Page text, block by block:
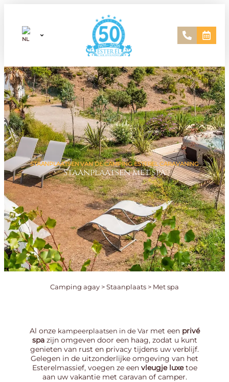
STAANPLAATSEN VAN DE CAMPING ESTEREL CARAVANING
Staanplaatsen met spa
Camping agay >Staanplaats > Met spa
Al onze kampeerplaatsen in de Varmet een privé
spazijn omgeven door een haag, zodat u kunt
genieten van rust en privacy tijdens uw verblijf.
Gelegen in de uitzonderlijke omgeving van het
Esterelmassief, voegen ze een vleugje luxetoe
aan uw vakantie met caravan of camper.